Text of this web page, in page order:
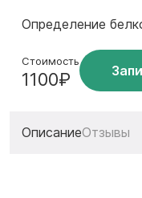
Определение
Стоимость
1100₽
ОписаниеОтзывы